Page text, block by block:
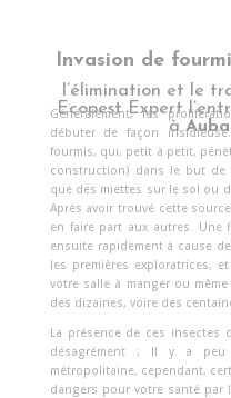
Invasion de
l’élimination et le
Ecopest Expert
à
Généralement, les
débuter de façon
fourmis, qui, petit à petit,
construction) dans le but de
que des miettes sur le sol ou
Après avoir trouvé cette
en faire part aux autres. Une
ensuite rapidement à cause
les premières exploratrices,
votre salle à manger ou
des dizaines, voire des
La présence de ces insectes
désagrément ; Il y a peu
métropolitaine, cependant,
dangers pour votre santé